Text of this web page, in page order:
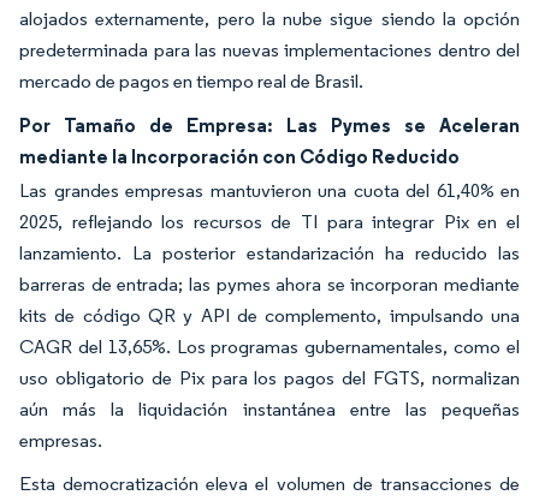
alojados externamente, pero la nube sigue siendo la opción
predeterminada para las nuevas implementaciones dentro del
mercado de pagos en tiempo real de Brasil.
Por Tamaño de Empresa: Las Pymes se Aceleran
mediante la Incorporación con Código Reducido
Las grandes empresas mantuvieron una cuota del 61,40% en
2025, reflejando los recursos de TI para integrar Pix en el
lanzamiento. La posterior estandarización ha reducido las
barreras de entrada; las pymes ahora se incorporan mediante
kits de código QR y API de complemento, impulsando una
CAGR del 13,65%. Los programas gubernamentales, como el
uso obligatorio de Pix para los pagos del FGTS, normalizan
aún más la liquidación instantánea entre las pequeñas
empresas.
Esta democratización eleva el volumen de transacciones de